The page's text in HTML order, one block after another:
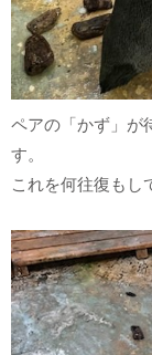
ペアの「かず」が
す。
これを何往復もし